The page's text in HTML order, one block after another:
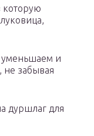
которую
уменьшаем и
не забывая
дуршлаг для